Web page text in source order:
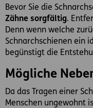
Bevor Sie die
Zähne sorgfältig.
Denn wenn welche
Schnarchschienen ein
begünstigt die
Mögliche
Da das Tragen einer
Menschen ungewohnt